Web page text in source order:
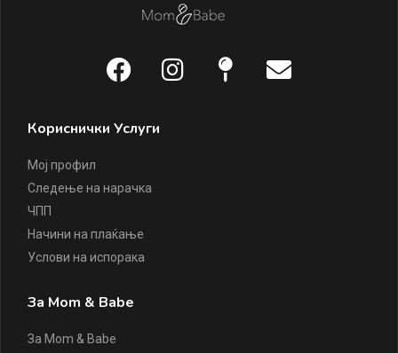
Кориснички Услуги
Мој профил
Следење на нарачка
ЧПП
Начини на плаќање
Услови на испорака
За Mom & Babe
За Mom & Babe